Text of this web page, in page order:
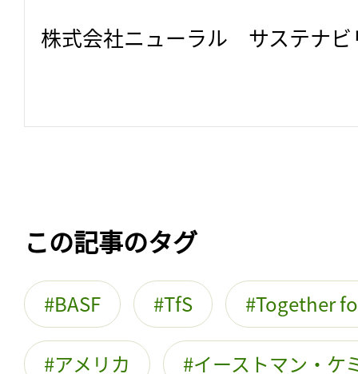
株式会社ニューラル　サステナ
この記事のタグ
BASF TfS Together
アメリカ イーストマン・ケ